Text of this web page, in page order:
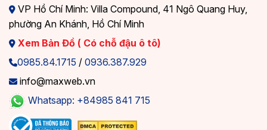
VP Hồ Chí Minh: Villa Compound, 41 Ngô Quang Huy,
phường An Khánh, Hồ Chí Minh
Xem Bản Đồ ( Có chỗ đậu ô tô)
0985.84.1715 / 0936.387.929
info@maxweb.vn
Whatsapp: +84985 841 715